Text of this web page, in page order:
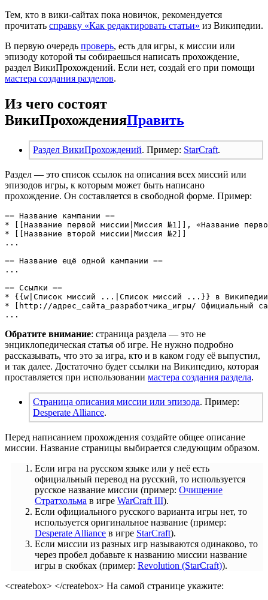
Тем, кто в вики-сайтах пока новичок, рекомендуется
прочитать справку «Как редактировать статьи» из Википедии.
В первую очередь проверь, есть для игры, к миссии или
эпизоду которой ты собираешься написать прохождение,
раздел ВикиПрохождений. Если нет, создай его при помощи
мастера создания разделов.
Из чего состоят
ВикиПрохожденияПравить
Раздел ВикиПрохождений. Пример: StarCraft.
Раздел — это список ссылок на описания всех миссий или
эпизодов игры, к которым может быть написано
прохождение. Он составляется в свободной форме. Пример:
== Название кампании ==
* [[Название первой миссии|Миссия №1]], «Название
* [[Название второй миссии|Миссия №2]]
...
== Название ещё одной кампании ==
...
== Ссылки ==
* {{w|Список миссий ...|Список миссий ...}} в Википедии
* [http://адрес_сайта_разработчика_игры/ Официальный
Обратите внимание: страница раздела — это не
энциклопедическая статья об игре. Не нужно подробно
рассказывать, что это за игра, кто и в каком году её выпустил,
и так далее. Достаточно будет ссылки на Википедию, которая
проставляется при использовании мастера создания раздела.
Страница описания миссии или эпизода. Пример:
Desperate Alliance.
Перед написанием прохождения создайте общее описание
миссии. Название страницы выбирается следующим образом.
Если игра на русском языке или у неё есть
официальный перевод на русский, то используется
русское название миссии (пример: Очищение
Стратхольма в игре WarCraft III).
Если официального русского варианта игры нет, то
используется оригинальное название (пример:
Desperate Alliance в игре StarCraft).
Если миссии из разных игр называются одинаково, то
через пробел добавьте к названию миссии название
игры в скобках (пример: Revolution (StarCraft)).
<createbox> </createbox> На самой странице укажите: